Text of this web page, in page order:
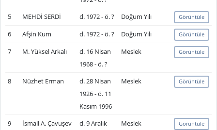
5 MEHDİ SERDİ d. 1972 - ö. ? Doğum Yılı Görüntüle
6 Afşin Kum d. 1972 - ö. ? Doğum Yılı Görüntüle
7 M. Yüksel Arkalı
d. 16 Nisan
1968 - ö. ?
Meslek Görüntüle
8 Nüzhet Erman
d. 28 Nisan
1926 - ö. 11
Kasım 1996
Meslek Görüntüle
9 İsmail A. Çavuşev
d. 9 Aralık
Meslek Görüntüle